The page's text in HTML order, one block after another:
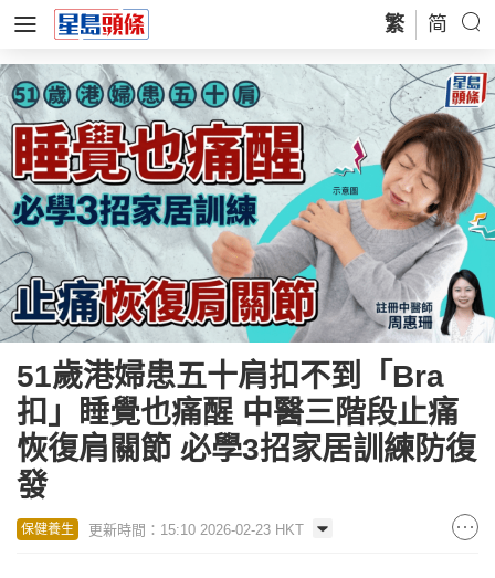
繁 简
51歲港婦患五十肩扣不到「Bra
扣」睡覺也痛醒 中醫三階段止痛
恢復肩關節 必學3招家居訓練防復
發
保健養生 更新時間：15:10 2026-02-23 HKT